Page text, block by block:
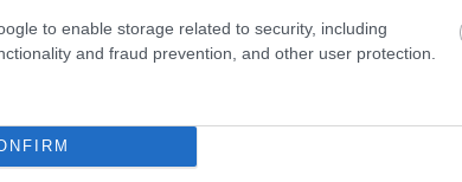
to enable storage related to security, including
and fraud prevention, and other user protection.